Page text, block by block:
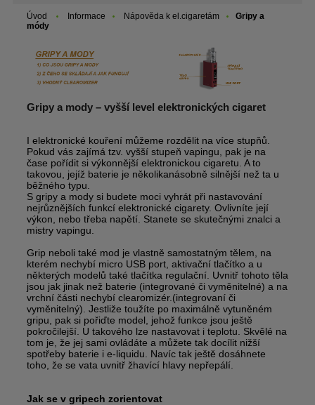
Úvod Informace Nápověda k el.cigaretám
Gripy a
módy
Gripy a mody – vyšší level elektronických cigaret
I elektronické kouření můžeme rozdělit na více stupňů.
Pokud vás zajímá tzv. vyšší stupeň vapingu, pak je na
čase pořídit si výkonnější elektronickou cigaretu. A to
takovou, jejíž baterie je několikanásobně silnější než ta u
běžného typu.
S gripy a mody si budete moci vyhrát při nastavování
nejrůznějších funkcí elektronické cigarety. Ovlivníte její
výkon, nebo třeba napětí. Stanete se skutečnými znalci a
mistry vapingu.
Grip neboli také mod je vlastně samostatným tělem, na
kterém nechybí micro USB port, aktivační tlačítko a u
některých modelů také tlačítka regulační. Uvnitř tohoto těla
jsou jak jinak než baterie (integrované či vyměnitelné) a na
vrchní části nechybí clearomizér.(integrovaní či
vyměnitelný). Jestliže toužíte po maximálně vytuněném
gripu, pak si pořiďte model, jehož funkce jsou ještě
pokročilejší. U takového lze nastavovat i teplotu. Skvělé na
tom je, že jej sami ovládáte a můžete tak docílit nižší
spotřeby baterie i e-liquidu. Navíc tak ještě dosáhnete
toho, že se vata uvnitř žhavící hlavy nepřepálí.
Jak se v gripech zorientovat